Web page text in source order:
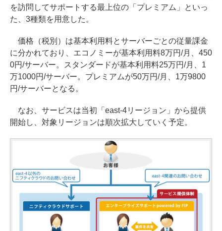
を訪問してサポートする最上位の「プレミアム」といっ
た、3種類を用意した。
価格（税別）は基本利用料とサーバーごとの従量課金
に分かれており、エコノミーが基本利用料8万円/月、450
0円/サーバー。スタンダードが基本利用料25万円/月、1
万1000円/サーバー。プレミアムが50万円/月、1万9800
円/サーバーとなる。
なお、サービスは当初「east-4リージョン」から提供
開始し、対象リージョンは順次拡大していく予定。